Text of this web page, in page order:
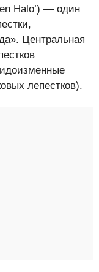
Halo’) — один
Центральная
лепестков).